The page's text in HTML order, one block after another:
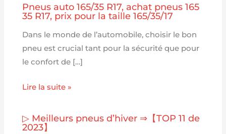
Pneus auto 165/35 R17, achat pneus 165
35 R17, prix pour la taille 165/35/17
Dans le monde de l’automobile, choisir le bon
pneu est crucial tant pour la sécurité que pour
le confort de […]
Lire la suite »
▷ Meilleurs pneus d’hiver ⇒【TOP 11 de
2023】